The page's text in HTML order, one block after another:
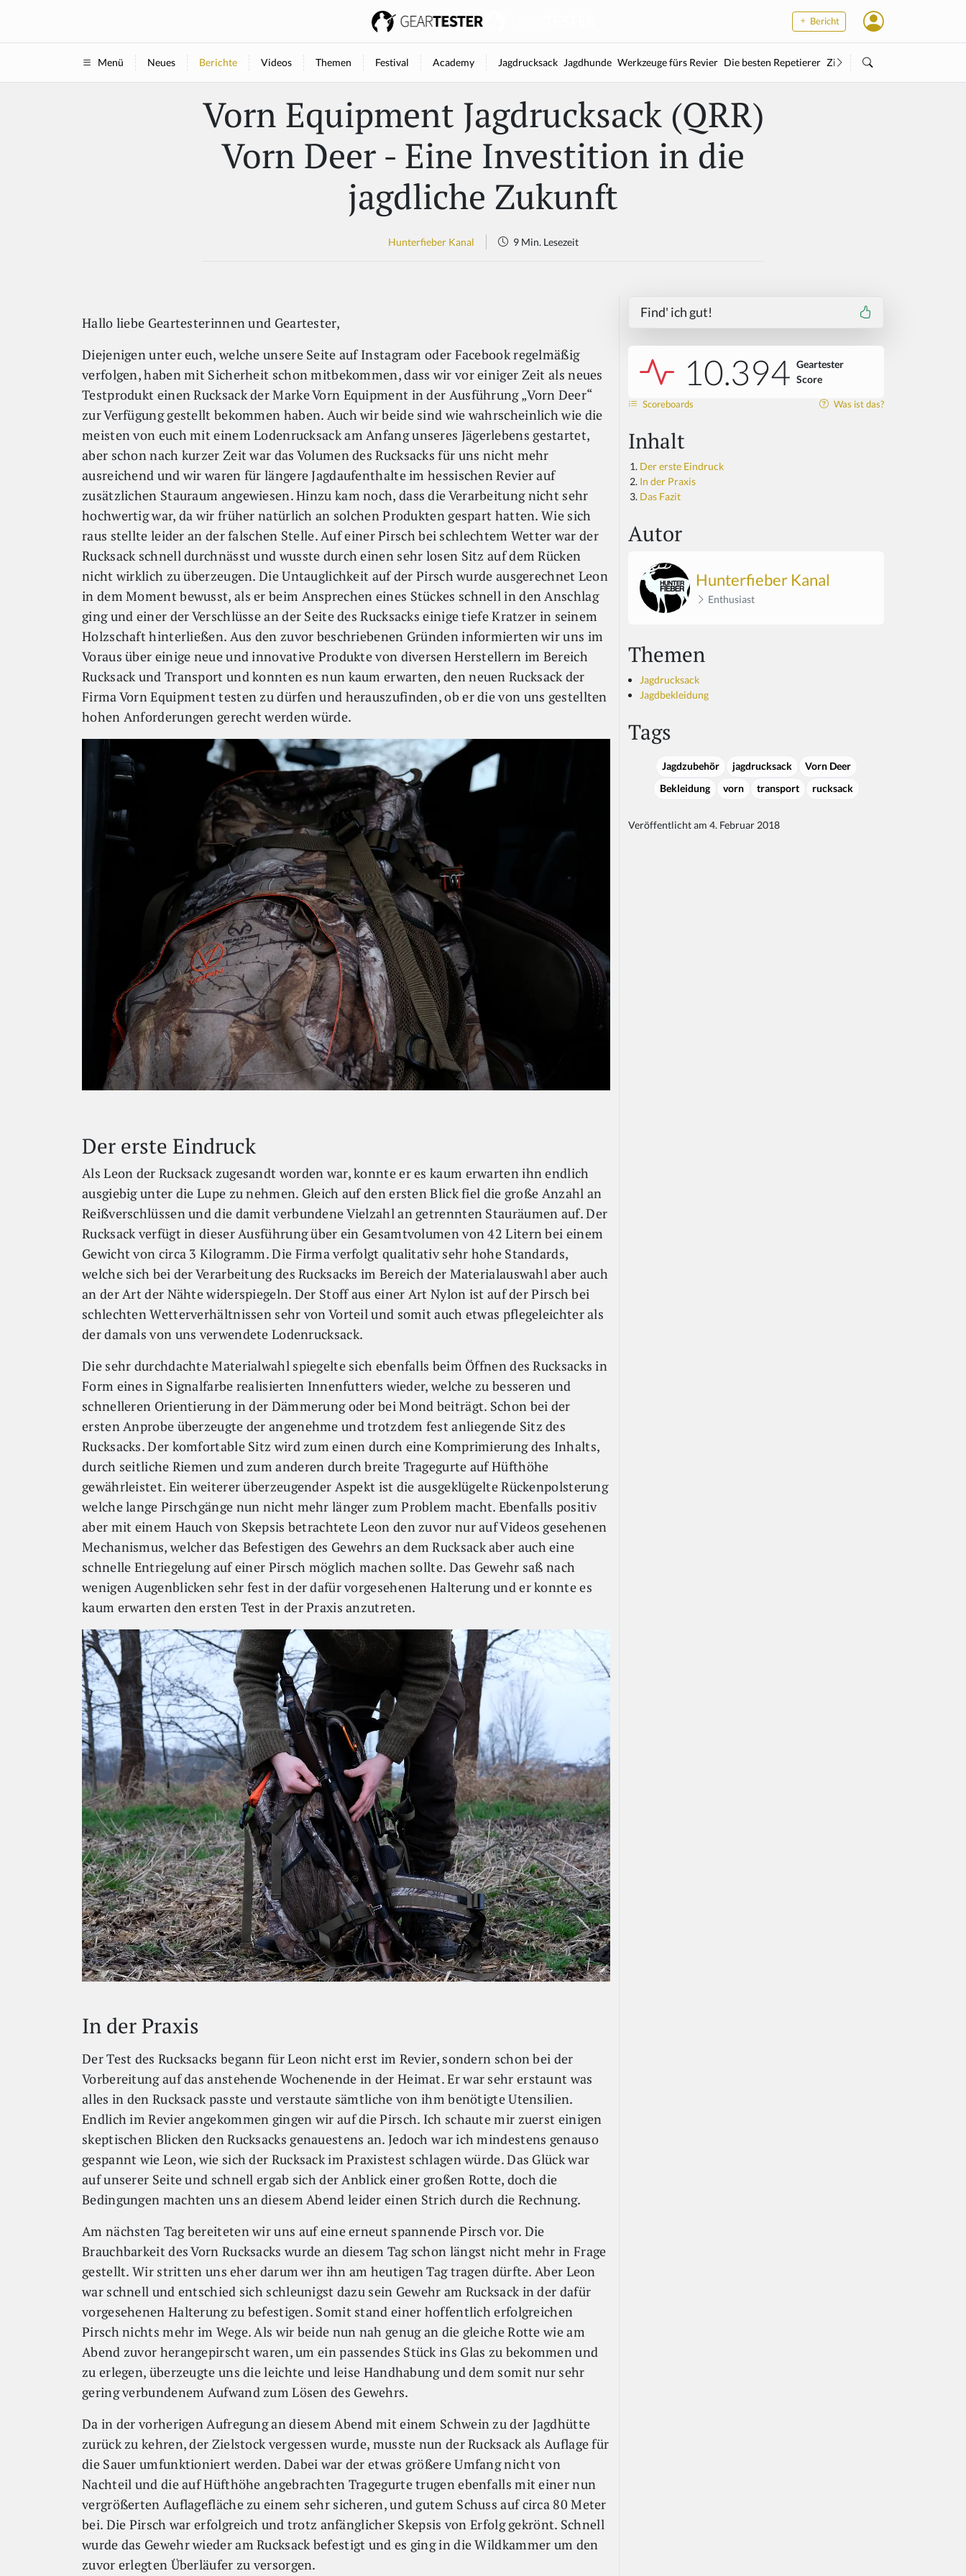
Bericht
Menü Neues Berichte Videos Themen Festival Academy Jagdrucksack Jagdhunde Werkzeuge fürs Revier Die besten Repetierer Zielstock
Vorn Equipment Jagdrucksack (QRR)
Vorn Deer - Eine Investition in die
jagdliche Zukunft
Hunterfieber Kanal 9 Min. Lesezeit
Hallo liebe Geartesterinnen und Geartester,
Diejenigen unter euch, welche unsere Seite auf Instagram oder Facebook regelmäßig
verfolgen, haben mit Sicherheit schon mitbekommen, dass wir vor einiger Zeit als neues
Testprodukt einen Rucksack der Marke Vorn Equipment in der Ausführung „Vorn Deer“
zur Verfügung gestellt bekommen haben. Auch wir beide sind wie wahrscheinlich wie die
meisten von euch mit einem Lodenrucksack am Anfang unseres Jägerlebens gestartet,
aber schon nach kurzer Zeit war das Volumen des Rucksacks für uns nicht mehr
ausreichend und wir waren für längere Jagdaufenthalte im hessischen Revier auf
zusätzlichen Stauraum angewiesen. Hinzu kam noch, dass die Verarbeitung nicht sehr
hochwertig war, da wir früher natürlich an solchen Produkten gespart hatten. Wie sich
raus stellte leider an der falschen Stelle. Auf einer Pirsch bei schlechtem Wetter war der
Rucksack schnell durchnässt und wusste durch einen sehr losen Sitz auf dem Rücken
nicht wirklich zu überzeugen. Die Untauglichkeit auf der Pirsch wurde ausgerechnet Leon
in dem Moment bewusst, als er beim Ansprechen eines Stückes schnell in den Anschlag
ging und einer der Verschlüsse an der Seite des Rucksacks einige tiefe Kratzer in seinem
Holzschaft hinterließen. Aus den zuvor beschriebenen Gründen informierten wir uns im
Voraus über einige neue und innovative Produkte von diversen Herstellern im Bereich
Rucksack und Transport und konnten es nun kaum erwarten, den neuen Rucksack der
Firma Vorn Equipment testen zu dürfen und herauszufinden, ob er die von uns gestellten
hohen Anforderungen gerecht werden würde.
Der erste Eindruck
Als Leon der Rucksack zugesandt worden war, konnte er es kaum erwarten ihn endlich
ausgiebig unter die Lupe zu nehmen. Gleich auf den ersten Blick fiel die große Anzahl an
Reißverschlüssen und die damit verbundene Vielzahl an getrennten Stauräumen auf. Der
Rucksack verfügt in dieser Ausführung über ein Gesamtvolumen von 42 Litern bei einem
Gewicht von circa 3 Kilogramm. Die Firma verfolgt qualitativ sehr hohe Standards,
welche sich bei der Verarbeitung des Rucksacks im Bereich der Materialauswahl aber auch
an der Art der Nähte widerspiegeln. Der Stoff aus einer Art Nylon ist auf der Pirsch bei
schlechten Wetterverhältnissen sehr von Vorteil und somit auch etwas pflegeleichter als
der damals von uns verwendete Lodenrucksack.
Die sehr durchdachte Materialwahl spiegelte sich ebenfalls beim Öffnen des Rucksacks in
Form eines in Signalfarbe realisierten Innenfutters wieder, welche zu besseren und
schnelleren Orientierung in der Dämmerung oder bei Mond beiträgt. Schon bei der
ersten Anprobe überzeugte der angenehme und trotzdem fest anliegende Sitz des
Rucksacks. Der komfortable Sitz wird zum einen durch eine Komprimierung des Inhalts,
durch seitliche Riemen und zum anderen durch breite Tragegurte auf Hüfthöhe
gewährleistet. Ein weiterer überzeugender Aspekt ist die ausgeklügelte Rückenpolsterung
welche lange Pirschgänge nun nicht mehr länger zum Problem macht. Ebenfalls positiv
aber mit einem Hauch von Skepsis betrachtete Leon den zuvor nur auf Videos gesehenen
Mechanismus, welcher das Befestigen des Gewehrs an dem Rucksack aber auch eine
schnelle Entriegelung auf einer Pirsch möglich machen sollte. Das Gewehr saß nach
wenigen Augenblicken sehr fest in der dafür vorgesehenen Halterung und er konnte es
kaum erwarten den ersten Test in der Praxis anzutreten.
In der Praxis
Der Test des Rucksacks begann für Leon nicht erst im Revier, sondern schon bei der
Vorbereitung auf das anstehende Wochenende in der Heimat. Er war sehr erstaunt was
alles in den Rucksack passte und verstaute sämtliche von ihm benötigte Utensilien.
Endlich im Revier angekommen gingen wir auf die Pirsch. Ich schaute mir zuerst einigen
skeptischen Blicken den Rucksacks genauestens an. Jedoch war ich mindestens genauso
gespannt wie Leon, wie sich der Rucksack im Praxistest schlagen würde. Das Glück war
auf unserer Seite und schnell ergab sich der Anblick einer großen Rotte, doch die
Bedingungen machten uns an diesem Abend leider einen Strich durch die Rechnung.
Am nächsten Tag bereiteten wir uns auf eine erneut spannende Pirsch vor. Die
Brauchbarkeit des Vorn Rucksacks wurde an diesem Tag schon längst nicht mehr in Frage
gestellt. Wir stritten uns eher darum wer ihn am heutigen Tag tragen dürfte. Aber Leon
war schnell und entschied sich schleunigst dazu sein Gewehr am Rucksack in der dafür
vorgesehenen Halterung zu befestigen. Somit stand einer hoffentlich erfolgreichen
Pirsch nichts mehr im Wege. Als wir beide nun nah genug an die gleiche Rotte wie am
Abend zuvor herangepirscht waren, um ein passendes Stück ins Glas zu bekommen und
zu erlegen, überzeugte uns die leichte und leise Handhabung und dem somit nur sehr
gering verbundenem Aufwand zum Lösen des Gewehrs.
Da in der vorherigen Aufregung an diesem Abend mit einem Schwein zu der Jagdhütte
zurück zu kehren, der Zielstock vergessen wurde, musste nun der Rucksack als Auflage für
die Sauer umfunktioniert werden. Dabei war der etwas größere Umfang nicht von
Nachteil und die auf Hüfthöhe angebrachten Tragegurte trugen ebenfalls mit einer nun
vergrößerten Auflagefläche zu einem sehr sicheren, und gutem Schuss auf circa 80 Meter
bei. Die Pirsch war erfolgreich und trotz anfänglicher Skepsis von Erfolg gekrönt. Schnell
wurde das Gewehr wieder am Rucksack befestigt und es ging in die Wildkammer um den
zuvor erlegten Überläufer zu versorgen.
Find' ich gut!
10.394 Geartester
Score
Scoreboards Was ist das?
Inhalt
Der erste Eindruck
In der Praxis
Das Fazit
Autor
Hunterfieber Kanal
Enthusiast
Themen
Jagdrucksack
Jagdbekleidung
Tags
Jagdzubehör jagdrucksack
Vorn Deer
Bekleidung
vorn transport rucksack
Veröffentlicht am 4. Februar 2018